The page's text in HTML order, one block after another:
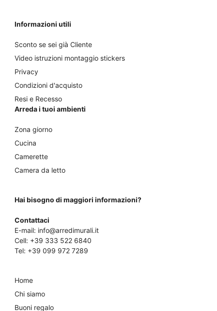
Informazioni utili
Sconto se sei già Cliente
Video istruzioni montaggio stickers
Privacy
Condizioni d'acquisto
Resi e Recesso
Arreda i tuoi ambienti
Zona giorno
Cucina
Camerette
Camera da letto
Hai bisogno di maggiori informazioni?
Contattaci
E-mail: info@arredimurali.it
Cell: +39 333 522 6840
Tel: +39 099 972 7289
Home
Chi siamo
Buoni regalo